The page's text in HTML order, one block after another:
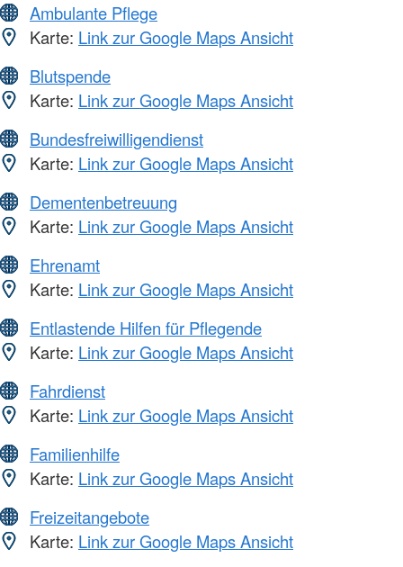
Ambulante Pflege
Karte: Link zur Google Maps Ansicht
Blutspende
Karte: Link zur Google Maps Ansicht
Bundesfreiwilligendienst
Karte: Link zur Google Maps Ansicht
Dementenbetreuung
Karte: Link zur Google Maps Ansicht
Ehrenamt
Karte: Link zur Google Maps Ansicht
Entlastende Hilfen für Pflegende
Karte: Link zur Google Maps Ansicht
Fahrdienst
Karte: Link zur Google Maps Ansicht
Familienhilfe
Karte: Link zur Google Maps Ansicht
Freizeitangebote
Karte: Link zur Google Maps Ansicht